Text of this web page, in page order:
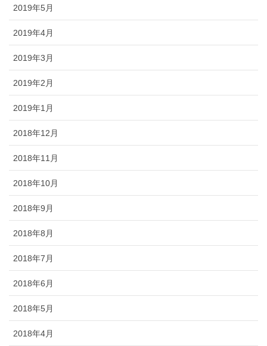
2019年5月
2019年4月
2019年3月
2019年2月
2019年1月
2018年12月
2018年11月
2018年10月
2018年9月
2018年8月
2018年7月
2018年6月
2018年5月
2018年4月